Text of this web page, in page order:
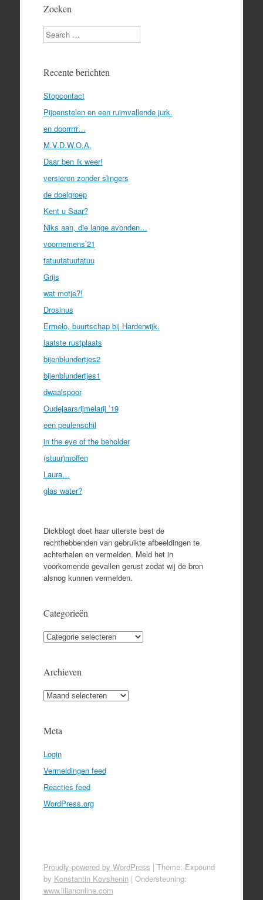
Zoeken
Search
Recente berichten
Stopcontact
Pijpenstelen en een ruimvallende jurk.
en doorrrrr…
M.V.D.W.O.A.
Daar ben ik weer!
versieren zonder slingers
de doelgroep
Kent u Saar?
Niks aan, die lange avonden…
voornemens’21
tatuutatuutatuu
Grijs
wat motje?!
Drosinus
Ermelo, buurtschap bij Harderwijk.
laatste rustplaats
bijenblundertjes2
bijenblundertjes1
dwaalspoor
Oudejaarsrijmelarij ’19
een peulenschil
in the eye of the beholder
(stuur)moffen
Laura…
glas water?
Dickblogt doet haar uiterste best de
rechthebbenden van gebruikte afbeeldingen te
achterhalen en vermelden. Meld het in
voorkomende gevallen gerust zodat wij de bron
alsnog kunnen vermelden.
Categorieën
Categorieën
Archieven
Archieven
Meta
Login
Vermeldingen feed
Reacties feed
WordPress.org
Proudly powered by WordPress | Theme: Expound
by Konstantin Kovshenin | Ondersteuning:
www.lilianonline.com